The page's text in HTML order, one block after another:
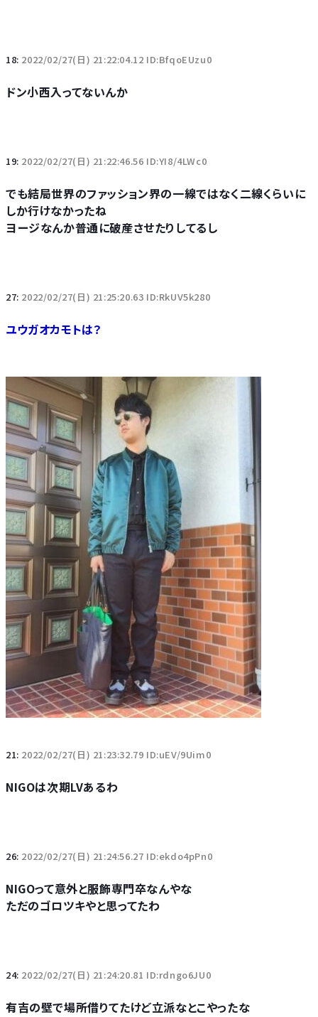
18: 2022/02/27(日) 21:22:04.12 ID:BfqoEUzu0
ドン小西入ってないんか
19: 2022/02/27(日) 21:22:46.56 ID:YI8/4LWc0
でも結局世界のファッション界の一線ではなく二線くらいに
しか行けなかったね
ヨージなんか普通に破産させたりしてるし
27: 2022/02/27(日) 21:25:20.63 ID:RkUV5k280
ユウガオカモトは？
21: 2022/02/27(日) 21:23:32.79 ID:uEV/9Uim0
NIGOは次期LVあるわ
26: 2022/02/27(日) 21:24:56.27 ID:ekdo4pPn0
NIGOって意外と服飾専門卒なんやな
ただのゴロツキやと思ってたわ
24: 2022/02/27(日) 21:24:20.81 ID:rdngo6JU0
有吉の壁で場所借りてたけど立派なとこやったな